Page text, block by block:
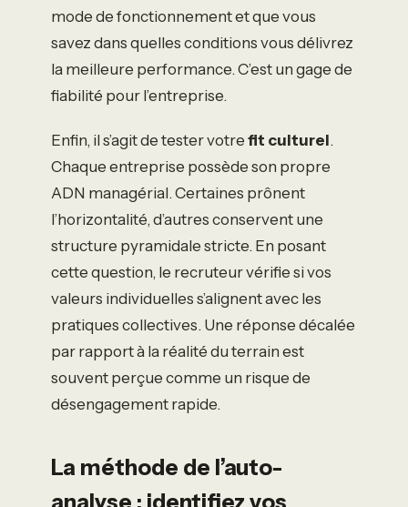
mode de fonctionnement et que vous
savez dans quelles conditions vous délivrez
la meilleure performance. C’est un gage de
fiabilité pour l’entreprise.
Enfin, il s’agit de tester votre fit culturel.
Chaque entreprise possède son propre
ADN managérial. Certaines prônent
l’horizontalité, d’autres conservent une
structure pyramidale stricte. En posant
cette question, le recruteur vérifie si vos
valeurs individuelles s’alignent avec les
pratiques collectives. Une réponse décalée
par rapport à la réalité du terrain est
souvent perçue comme un risque de
désengagement rapide.
La méthode de l’auto-